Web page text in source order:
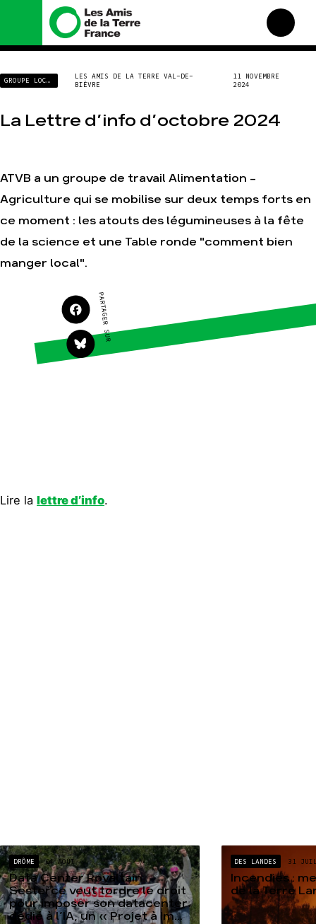
Nous connaître
Histoire
Missions et méthodes
fonctionnement
Le réseau dans le monde
Nos alliés
Je soutiens les Amis de la
Nos campagnes
Total, rendez-vous au
Gaz « naturel », le grand
enfumage
Gaz au Mozambique, la
Faire un don
S'engager sur le terrain
Agir au quotidien
Soutenir les campagnes
Surproduction
Agriculture
Publications
GROUPE LOCAL
LES AMIS DE LA TERRE VAL-DE-
BIÈVRE
11 NOVEMBRE
2024
La Lettre d’info d’octobre 2024
ATVB a un groupe de travail Alimentation -
Agriculture qui se mobilise sur deux temps forts en
ce moment : les atouts des légumineuses à la fête
de la science et une Table ronde "comment bien
manger local".
PARTAGER SUR
Lire la lettre d’info.
DRÔME 04 AOÛT
Data Center Rovaltain :
Sesterce veut tordre le droit
pour imposer son datacenter
dédié à l’IA, un « Projet à Im...
DES LANDES 31
Incendies :
de la Terre